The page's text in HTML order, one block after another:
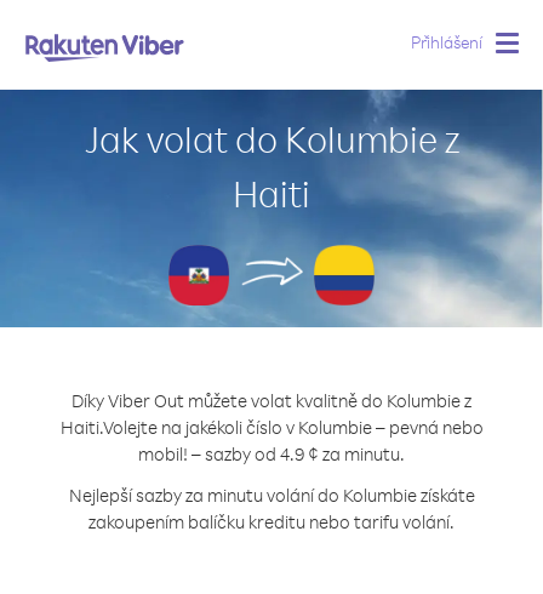
Přihlášení
Jak volat do Kolumbie z
Haiti
Díky Viber Out můžete volat kvalitně do Kolumbie z
Haiti.Volejte na jakékoli číslo v Kolumbie – pevná nebo
mobil! – sazby od 4.9 ¢ za minutu.
Nejlepší sazby za minutu volání do Kolumbie získáte
zakoupením balíčku kreditu nebo tarifu volání.